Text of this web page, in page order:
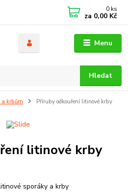
Menu
Hledat
0 ks
za 0,00 Kč
krbům
Příruby odkouření litinové krby
litinové krby
sporáky a krby